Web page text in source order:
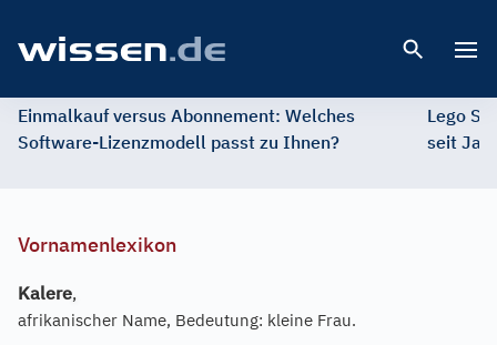
Einmalkauf versus Abonnement: Welches
Software-Lizenzmodell passt zu Ihnen?
Lego
seit
Vornamenlexikon
Kalere,
afrikanischer Name, Bedeutung: kleine Frau.